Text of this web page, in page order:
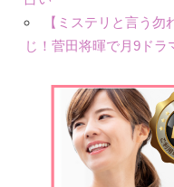
【ミステリと言う
じ！菅田将暉で月9ドラ